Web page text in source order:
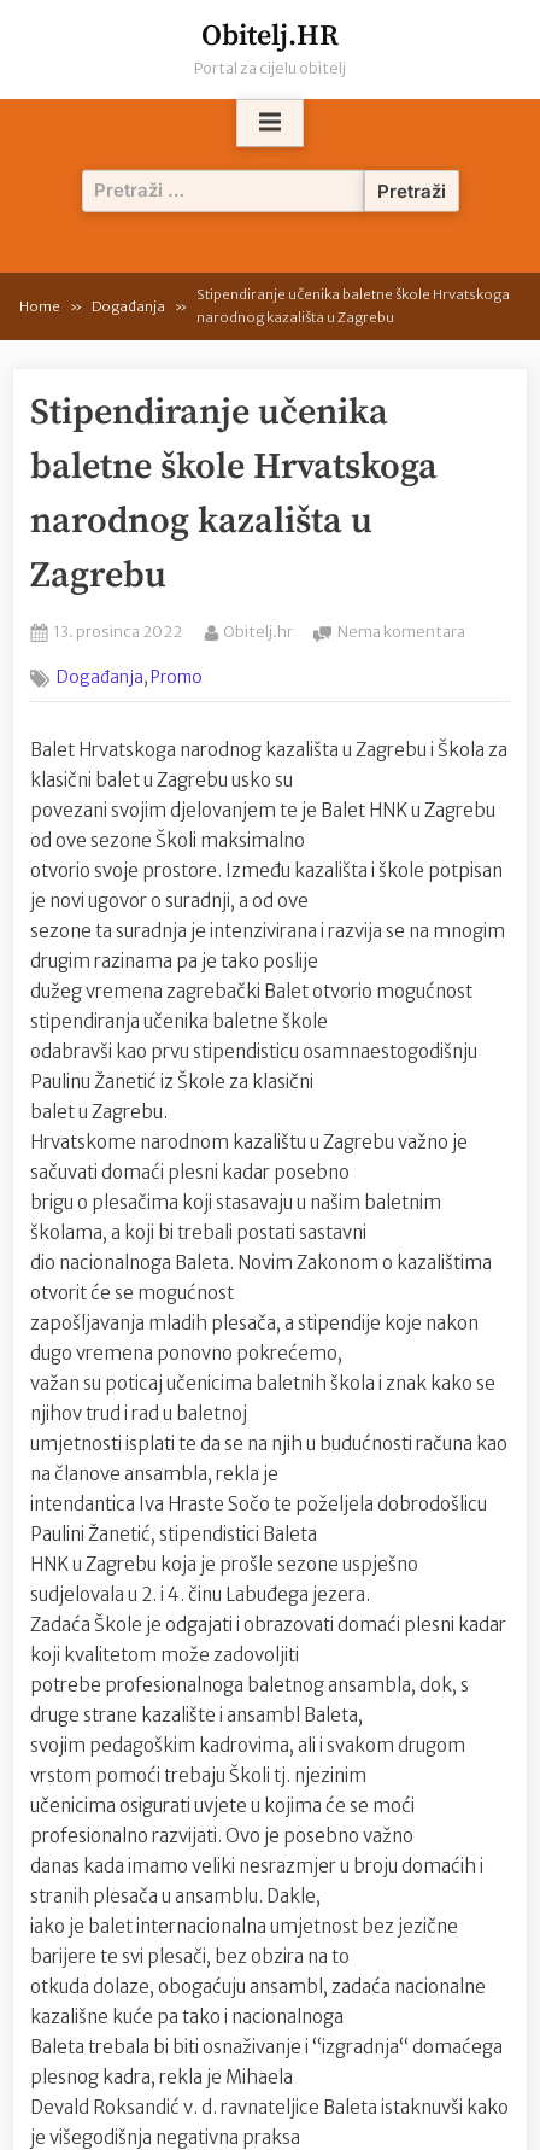
Obitelj.HR
Portal za cijelu obitelj
Pretraži:
Home Događanja
Stipendiranje učenika baletne škole Hrvatskoga
narodnog kazališta u Zagrebu
Stipendiranje učenika
baletne škole Hrvatskoga
narodnog kazališta u
Zagrebu
Posted
13. prosinca 2022 By
Obitelj.hr Nema komentara
baletne
kazališta
Zagrebu
Događanja,Promo
Balet Hrvatskoga narodnog kazališta u Zagrebu i Škola za
klasični balet u Zagrebu usko su
povezani svojim djelovanjem te je Balet HNK u Zagrebu
od ove sezone Školi maksimalno
otvorio svoje prostore. Između kazališta i škole potpisan
je novi ugovor o suradnji, a od ove
sezone ta suradnja je intenzivirana i razvija se na mnogim
drugim razinama pa je tako poslije
dužeg vremena zagrebački Balet otvorio mogućnost
stipendiranja učenika baletne škole
odabravši kao prvu stipendisticu osamnaestogodišnju
Paulinu Žanetić iz Škole za klasični
balet u Zagrebu.
Hrvatskome narodnom kazalištu u Zagrebu važno je
sačuvati domaći plesni kadar posebno
brigu o plesačima koji stasavaju u našim baletnim
školama, a koji bi trebali postati sastavni
dio nacionalnoga Baleta. Novim Zakonom o kazalištima
otvorit će se mogućnost
zapošljavanja mladih plesača, a stipendije koje nakon
dugo vremena ponovno pokrećemo,
važan su poticaj učenicima baletnih škola i znak kako se
njihov trud i rad u baletnoj
umjetnosti isplati te da se na njih u budućnosti računa kao
na članove ansambla, rekla je
intendantica Iva Hraste Sočo te poželjela dobrodošlicu
Paulini Žanetić, stipendistici Baleta
HNK u Zagrebu koja je prošle sezone uspješno
sudjelovala u 2. i 4. činu Labuđega jezera.
Zadaća Škole je odgajati i obrazovati domaći plesni kadar
koji kvalitetom može zadovoljiti
potrebe profesionalnoga baletnog ansambla, dok, s
druge strane kazalište i ansambl Baleta,
svojim pedagoškim kadrovima, ali i svakom drugom
vrstom pomoći trebaju Školi tj. njezinim
učenicima osigurati uvjete u kojima će se moći
profesionalno razvijati. Ovo je posebno važno
danas kada imamo veliki nesrazmjer u broju domaćih i
stranih plesača u ansamblu. Dakle,
iako je balet internacionalna umjetnost bez jezične
barijere te svi plesači, bez obzira na to
otkuda dolaze, obogaćuju ansambl, zadaća nacionalne
kazališne kuće pa tako i nacionalnoga
Baleta trebala bi biti osnaživanje i “izgradnja“ domaćega
plesnog kadra, rekla je Mihaela
Devald Roksandić v. d. ravnateljice Baleta istaknuvši kako
je višegodišnja negativna praksa